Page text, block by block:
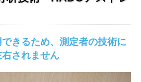
きるため、測定者の技術に
されません